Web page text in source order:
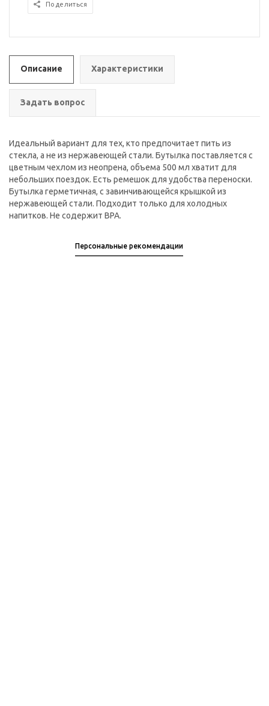
Поделиться
Описание Характеристики
Задать вопрос
Идеальный вариант для тех, кто предпочитает пить из
стекла, а не из нержавеющей стали. Бутылка поставляется с
цветным чехлом из неопрена, объема 500 мл хватит для
небольших поездок. Есть ремешок для удобства переноски.
Бутылка герметичная, с завинчивающейся крышкой из
нержавеющей стали. Подходит только для холодных
напитков. Не содержит BPA.
Персональные рекомендации